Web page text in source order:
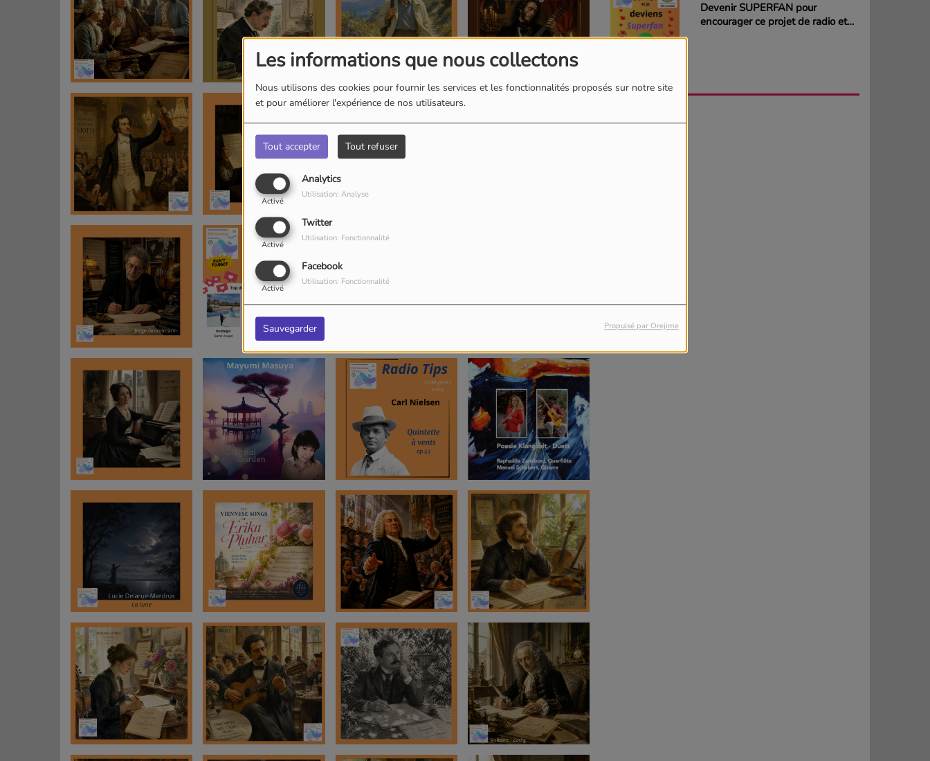
Les informations que nous collectons
Nous utilisons des cookies pour fournir les services et les fonctionnalités proposés sur notre site
et pour améliorer l'expérience de nos utilisateurs.
Tout accepter Tout refuser
Analytics
Activé
Utilisation: Analyse
Twitter
Activé
Utilisation: Fonctionnalité
Facebook
Activé
Utilisation: Fonctionnalité
Sauvegarder Propulsé par Orejime
Devenir SUPERFAN pour
encourager ce projet de radio et
AGENDA